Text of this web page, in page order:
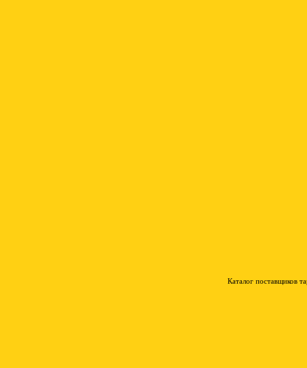
Каталог поставщиков